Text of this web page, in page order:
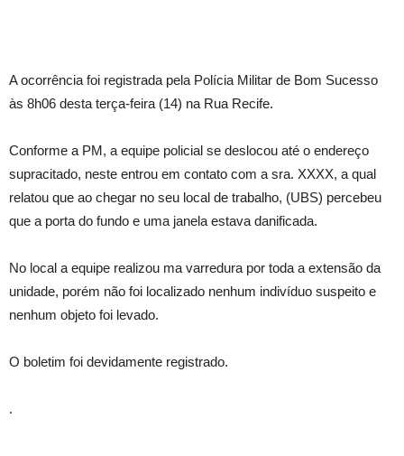
A ocorrência foi registrada pela Polícia Militar de Bom Sucesso
às 8h06 desta terça-feira (14) na Rua Recife.
Conforme a PM, a equipe policial se deslocou até o endereço
supracitado, neste entrou em contato com a sra. XXXX, a qual
relatou que ao chegar no seu local de trabalho, (UBS) percebeu
que a porta do fundo e uma janela estava danificada.
No local a equipe realizou ma varredura por toda a extensão da
unidade, porém não foi localizado nenhum indivíduo suspeito e
nenhum objeto foi levado.
O boletim foi devidamente registrado.
.